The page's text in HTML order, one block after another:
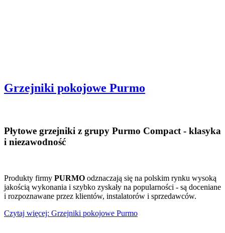
Grzejniki pokojowe Purmo
Płytowe grzejniki z grupy Purmo Compact - klasyka
i niezawodność
Produkty firmy PURMO odznaczają się na polskim rynku wysoką
jakością wykonania i szybko zyskały na popularności - są doceniane
i rozpoznawane przez klientów, instalatorów i sprzedawców.
Czytaj więcej: Grzejniki pokojowe Purmo